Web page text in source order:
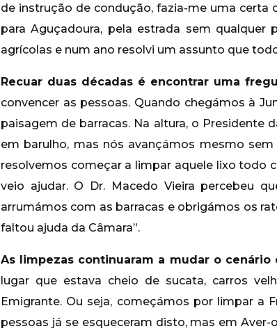
de instrução de condução, fazia-me uma
para Aguçadoura, pela estrada sem
agrícolas e num ano resolvi um assunto que
Recuar duas décadas é encontrar uma
convencer as pessoas. Quando chegámos à
paisagem de barracas. Na altura, o Presidente
em barulho, mas nós avançámos mesmo
resolvemos começar a limpar aquele lixo todo
veio ajudar. O Dr. Macedo Vieira percebeu
arrumámos com as barracas e obrigámos os
faltou ajuda da Câmara”.
As limpezas continuaram a mudar o
lugar que estava cheio de sucata, carros
Emigrante. Ou seja, começámos por limpar a
pessoas já se esqueceram disto, mas em